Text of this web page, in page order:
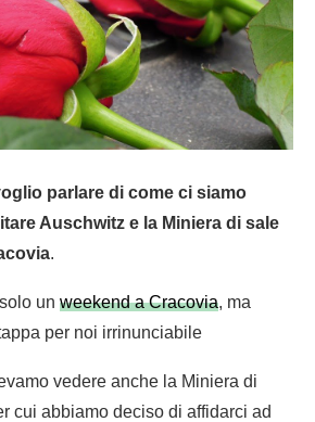
parlare di come ci siamo
Auschwitz e la Miniera di sale
.
un weekend a Cracovia, ma
per noi irrinunciabile
vedere anche la Miniera di
cui abbiamo deciso di affidarci ad